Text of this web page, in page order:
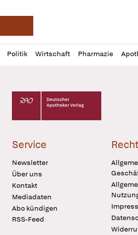
Deutsche Apotheker
Politik Wirtschaft Pharmazie
Profil
öffnen
Daz
Pur
Deutscher Apotheker Verlag Logo
Service
Newsletter
Über uns
Kontakt
Mediadaten
Abo kündigen
RSS-Feed